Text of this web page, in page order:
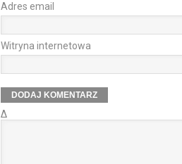
Adres email
Witryna internetowa
Δ